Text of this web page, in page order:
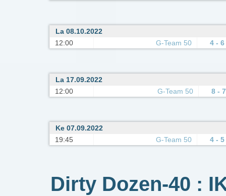
La 08.10.2022
12:00
G-Team 50 4 - 6
La 17.09.2022
12:00
G-Team 50 8 - 7
Ke 07.09.2022
19:45
G-Team 50 4 - 5
Dirty Dozen-40 :